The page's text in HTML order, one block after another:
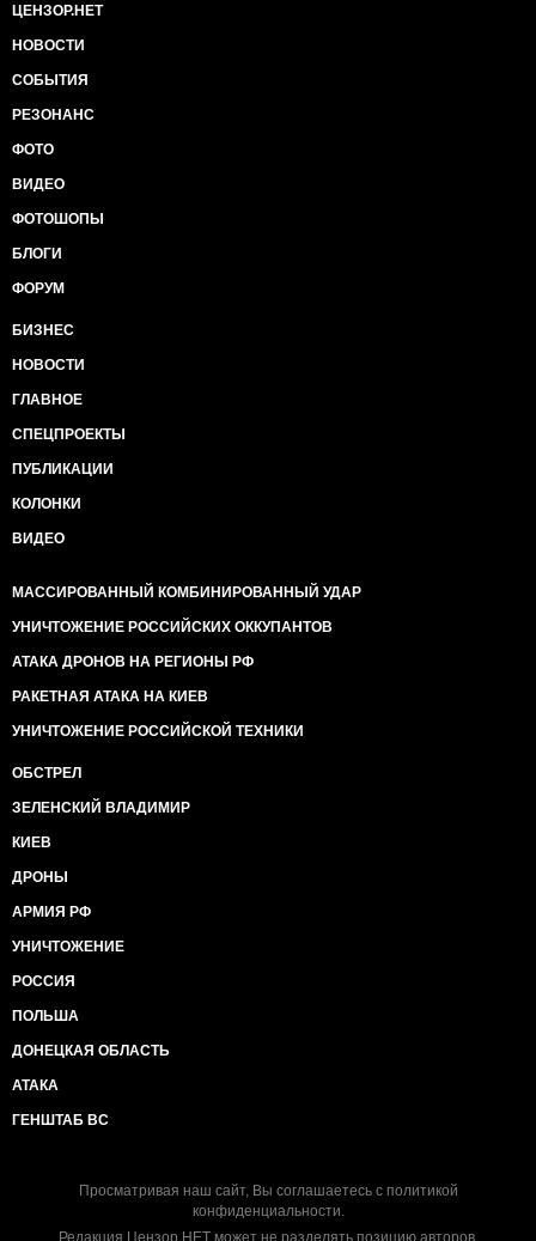
ЦЕНЗОР.НЕТ
НОВОСТИ
СОБЫТИЯ
РЕЗОНАНС
ФОТО
ВИДЕО
ФОТОШОПЫ
БЛОГИ
ФОРУМ
БИЗНЕС
НОВОСТИ
ГЛАВНОЕ
СПЕЦПРОЕКТЫ
ПУБЛИКАЦИИ
КОЛОНКИ
ВИДЕО
МАССИРОВАННЫЙ КОМБИНИРОВАННЫЙ УДАР
УНИЧТОЖЕНИЕ РОССИЙСКИХ ОККУПАНТОВ
АТАКА ДРОНОВ НА РЕГИОНЫ РФ
РАКЕТНАЯ АТАКА НА КИЕВ
УНИЧТОЖЕНИЕ РОССИЙСКОЙ ТЕХНИКИ
ОБСТРЕЛ
ЗЕЛЕНСКИЙ ВЛАДИМИР
КИЕВ
ДРОНЫ
АРМИЯ РФ
УНИЧТОЖЕНИЕ
РОССИЯ
ПОЛЬША
ДОНЕЦКАЯ ОБЛАСТЬ
АТАКА
ГЕНШТАБ ВС
Просматривая наш сайт, Вы соглашаетесь с политикой
конфиденциальности.
Редакция Цензор.НЕТ может не разделять позицию авторов.